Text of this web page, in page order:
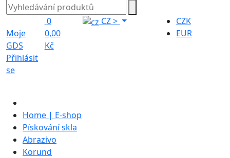
Moje
GDS
Přihlásit
se
0
0,00
Kč
CZ>
CZK
EUR
Home | E-shop
Pískování skla
Abrazivo
Korund